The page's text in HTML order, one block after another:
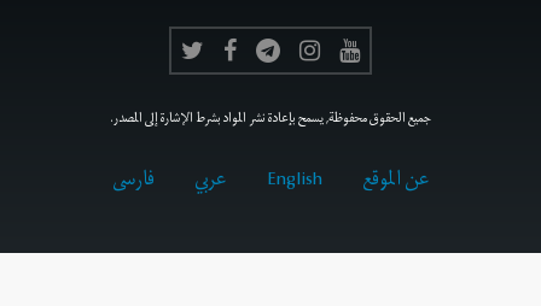
جميع الحقوق محفوظة, يسمح بإعادة نشر المواد بشرط الإشارة إلى المصدر.
عن الموقع English عربي فارسى